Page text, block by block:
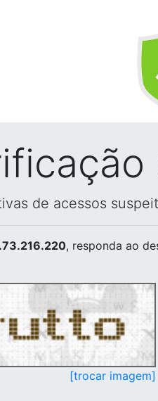
de acessos
, responda ao
[trocar imagem]